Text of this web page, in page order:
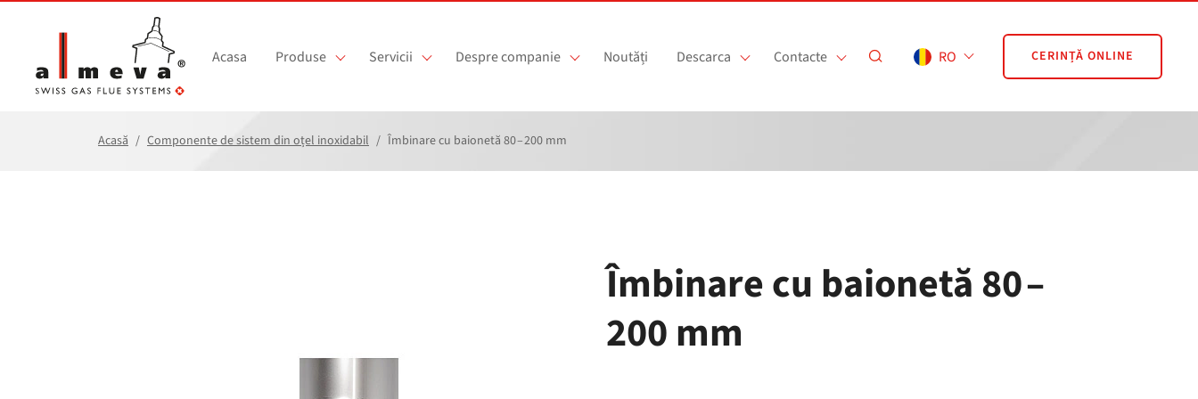
Sari la conținutul principal
Acasa Produse Servicii Despre companie Noutăți Descarca Contacte RO CERINȚĂ ONLINE
Acasă Componente de sistem din oțel inoxidabil Îmbinare cu baionetă 80 – 200 mm
Îmbinare cu baionetă 80 –
200 mm